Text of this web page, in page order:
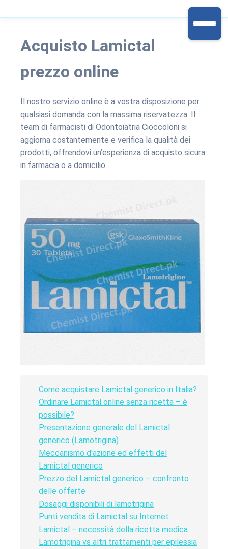
Acquisto Lamictal
prezzo online
Il nostro servizio online è a vostra disposizione per
qualsiasi domanda con la massima riservatezza. Il
team di farmacisti di Odontoiatria Cioccoloni si
aggiorna costantemente e verifica la qualità dei
prodotti, offrendovi un’esperienza di acquisto sicura
in farmacia o a domicilio.
Come acquistare Lamictal generico in Italia?
Ordinare Lamictal online senza ricetta – è
possibile?
Presentazione generale del Lamictal
generico (Lamotrigina)
Meccanismo d'azione ed effetti del
Lamictal generico
Prezzo del Lamictal generico – confronto
delle offerte
Dosaggi disponibili di lamotrigina
Punti vendita di Lamictal su Internet
Lamictal – necessità della ricetta medica
Lamotrigina vs altri trattamenti per epilessia